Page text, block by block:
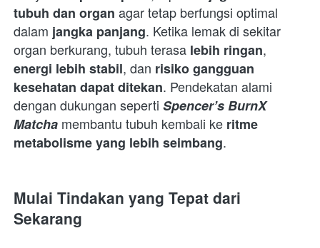
tubuh dan organ agar tetap berfungsi optimal
dalam jangka panjang. Ketika lemak di sekitar
organ berkurang, tubuh terasa lebih ringan
energi lebih stabil, dan risiko gangguan
kesehatan dapat ditekan. Pendekatan alami
dengan dukungan seperti Spencer’s BurnX
Matcha membantu tubuh kembali ke ritme
metabolisme yang lebih seimbang.
Mulai Tindakan yang Tepat dari
Sekarang